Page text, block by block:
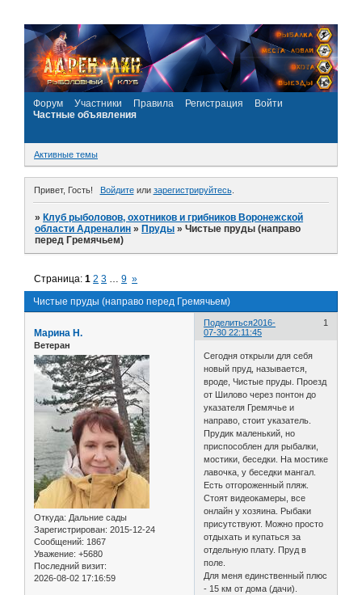
Форум Участники Правила Регистрация
Войти
Частные объявления
Активные темы
Привет, Гость! Войдитеили зарегистрируйтесь.
»Клуб рыболовов, охотников и грибников Воронежской
области Адреналин »Пруды »Чистые пруды (направо
перед Гремячьем)
Чистые пруды (направо перед Гремячьем)
Страница:1 2 3 … 9 »
Поделиться 1
2016-
07-30 22:11:45
Марина Н.
Ветеран
Откуда: Дальние сады
Зарегистрирован: 2015-12-24
Сообщений: 1867
Уважение: +5680
Последний визит:
2026-08-02 17:16:59
Сегодня открыли для себя
новый пруд, называется,
вроде, Чистые пруды. Проезд
от Шилово через понтон до
указателя Гремячье и
направо, стоит указатель.
Прудик маленький, но
приспособлен для рыбалки,
мостики, беседки. На мостике
лавочка, у беседки мангал.
Есть отгороженный пляж.
Стоят видеокамеры, все
онлайн у хозяина. Рыбаки
присутствуют. Можно просто
отдыхать и купаться за
отдельную плату. Пруд в
поле.
Для меня единственный плюс
- 15 км от дома (дачи).